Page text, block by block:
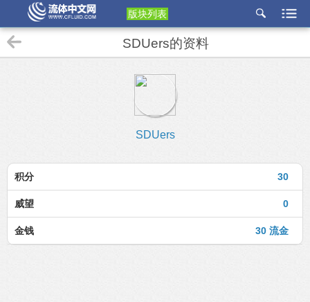
版块列表
etu
SDUers的资料
SDUers
30
积分
0
威望
30 流金
金钱